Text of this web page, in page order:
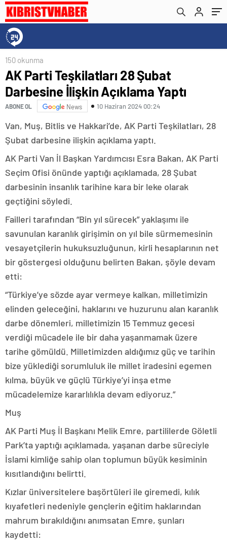
150 okunma
AK Parti Teşkilatları 28 Şubat
Darbesine İlişkin Açıklama Yaptı
ABONE OL News 10 Haziran 2024 00:24
Van, Muş, Bitlis ve Hakkari’de, AK Parti Teşkilatları, 28
Şubat darbesine ilişkin açıklama yaptı.
AK Parti Van İl Başkan Yardımcısı Esra Bakan, AK Parti
Seçim Ofisi önünde yaptığı açıklamada, 28 Şubat
darbesinin insanlık tarihine kara bir leke olarak
geçtiğini söyledi.
Failleri tarafından “Bin yıl sürecek” yaklaşımı ile
savunulan karanlık girişimin on yıl bile sürmemesinin
vesayetçilerin hukuksuzluğunun, kirli hesaplarının net
bir göstergesi olduğunu belirten Bakan, şöyle devam
etti:
“Türkiye’ye sözde ayar vermeye kalkan, milletimizin
elinden geleceğini, haklarını ve huzurunu alan karanlık
darbe dönemleri, milletimizin 15 Temmuz gecesi
verdiği mücadele ile bir daha yaşanmamak üzere
tarihe gömüldü. Milletimizden aldığımız güç ve tarihin
bize yüklediği sorumluluk ile millet iradesini egemen
kılma, büyük ve güçlü Türkiye’yi inşa etme
mücadelemize kararlılıkla devam ediyoruz.”
Muş
AK Parti Muş İl Başkanı Melik Emre, partililerde Göletli
Park’ta yaptığı açıklamada, yaşanan darbe süreciyle
İslami kimliğe sahip olan toplumun büyük kesiminin
kısıtlandığını belirtti.
Kızlar üniversitelere başörtüleri ile giremedi, kılık
kıyafetleri nedeniyle gençlerin eğitim haklarından
mahrum bırakıldığını anımsatan Emre, şunları
kaydetti: